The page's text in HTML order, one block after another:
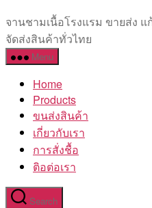
เซรามิค
ครบ
ครัน
โรงงาน
จานชามเนื้อโรงแรม ขายส่ง
จัดส่งสินค้าทั่วไทย
Menu
Home
Products
ขนส่งสินค้า
เกี่ยวกับเรา
การสั่งชื้อ
ติอต่อเรา
Search